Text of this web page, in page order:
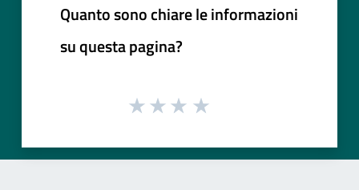
Quanto sono chiare le informazioni
su questa pagina?